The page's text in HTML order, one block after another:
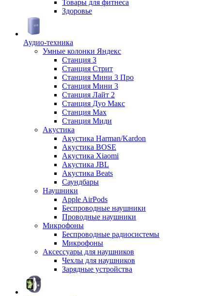
Товары для фитнеса
Здоровье
Аудио-техника
Умные колонки Яндекс
Станция 3
Станция Стрит
Станция Мини 3 Про
Станция Мини 3
Станция Лайт 2
Станция Дуо Макс
Станция Max
Станция Миди
Акустика
Акустика Harman/Kardon
Акустика BOSE
Акустика Xiaomi
Акустика JBL
Акустика Beats
Саундбары
Наушники
Apple AirPods
Беспроводные наушники
Проводные наушники
Микрофоны
Беспроводные радиосистемы
Микрофоны
Аксессуары для наушников
Чехлы для наушников
Зарядные устройства